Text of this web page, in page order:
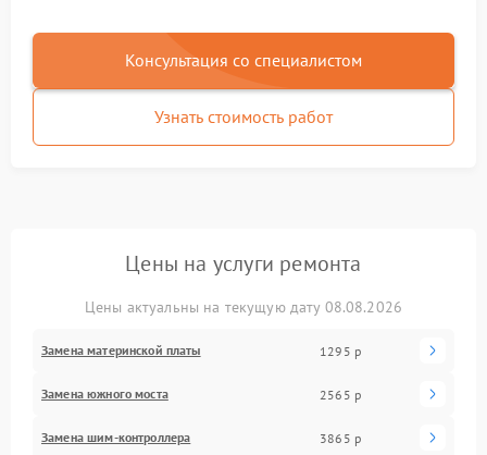
Консультация со специалистом
Узнать стоимость работ
Цены на услуги ремонта
Цены актуальны на текущую дату 08.08.2026
Замена материнской платы 1295 р
Замена южного моста 2565 р
Замена шим-контроллера 3865 р